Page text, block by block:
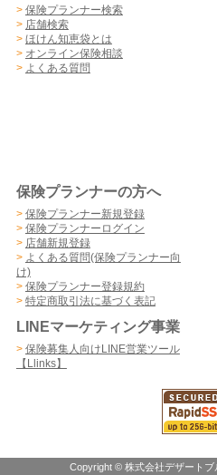
> 保険プランナー検索
> 店舗検索
> ほけん知恵袋とは
> オンライン保険相談
> よくある質問
保険プランナーの方へ
> 保険プランナー新規登録
> 保険プランナーログイン
> 店舗新規登録
> よくある質問(保険プランナー向
け)
> 保険プランナー登録規約
> 特定商取引法に基づく表記
LINEマーケティング事業
> 保険募集人向けLINE営業ツール
【Llinks】
Copyright © 株式会社デザートブ